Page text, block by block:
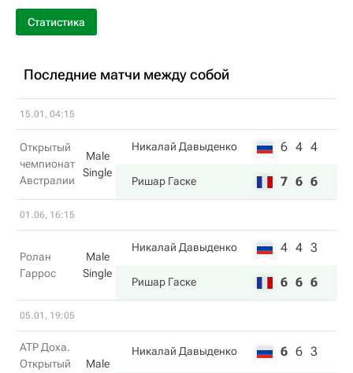
Статистика
Последние матчи между собой
15.01, 04:15
Открытый
чемпионат
Австралии
Male
Single
Никалай Давыденко 6 4 4
Ришар Гаске 7 6 6
01.06, 16:15
Ролан
Гаррос
Male
Single
Никалай Давыденко 4 4 3
Ришар Гаске 6 6 6
05.01, 19:05
ATP Доха.
Открытый
Male
Никалай Давыденко 6 6 3